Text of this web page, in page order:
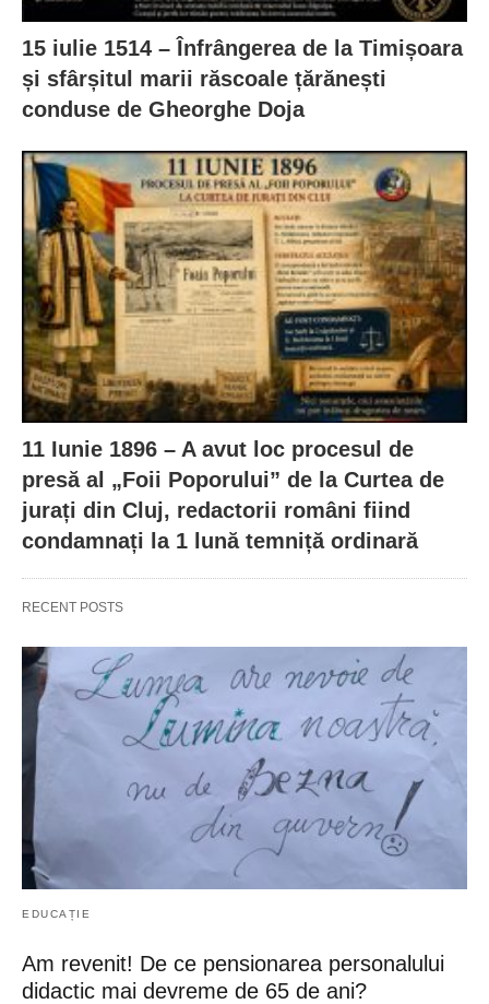
15 iulie 1514 – Înfrângerea de la Timișoara
și sfârșitul marii răscoale țărănești
conduse de Gheorghe Doja
11 Iunie 1896 – A avut loc procesul de
presă al „Foii Poporului” de la Curtea de
jurați din Cluj, redactorii români fiind
condamnați la 1 lună temniță ordinară
RECENT POSTS
EDUCAȚIE
Am revenit! De ce pensionarea personalului
didactic mai devreme de 65 de ani?